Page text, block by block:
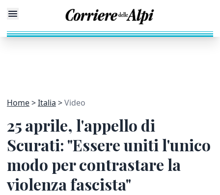
Home Italia Video
25 aprile, l'appello di
Scurati: "Essere uniti l'unico
modo per contrastare la
violenza fascista"